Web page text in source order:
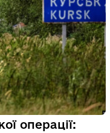
операції: